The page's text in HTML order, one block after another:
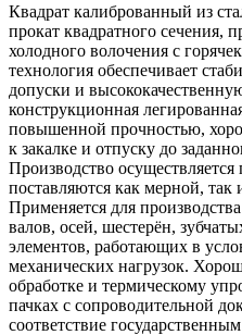
Квадрат калиброванный из
прокат квадратного сечения,
холодного волочения с
технология обеспечивает
допуски и
конструкционная
повышенной прочностью,
к закалке и отпуску до
Производство
поставляются как мерной,
Применяется для
валов, осей, шестерён,
элементов, работающих в
механических нагрузок.
обработке и термическому
пачках с сопроводительной
соответствие